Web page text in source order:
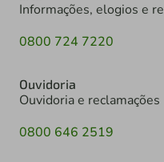
Informações, elogios e
0800 724 7220
Ouvidoria
Ouvidoria e reclamações
0800 646 2519